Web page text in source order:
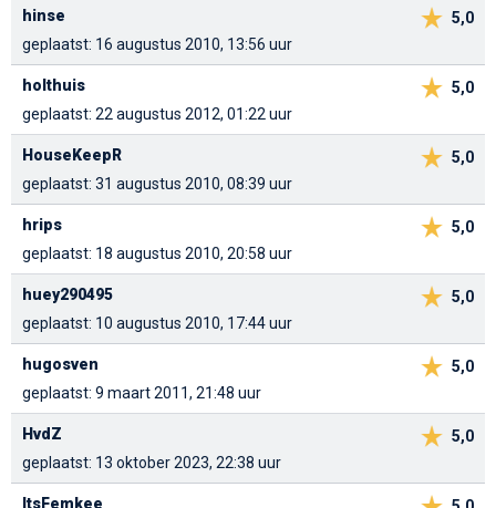
5,0
hinse
geplaatst: 16 augustus 2010, 13:56 uur
5,0
holthuis
geplaatst: 22 augustus 2012, 01:22 uur
5,0
HouseKeepR
geplaatst: 31 augustus 2010, 08:39 uur
5,0
hrips
geplaatst: 18 augustus 2010, 20:58 uur
5,0
huey290495
geplaatst: 10 augustus 2010, 17:44 uur
5,0
hugosven
geplaatst: 9 maart 2011, 21:48 uur
5,0
HvdZ
geplaatst: 13 oktober 2023, 22:38 uur
ItsFemkee